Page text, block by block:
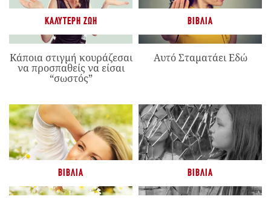
ΚΑΛΎΤΕΡΗ ΖΩΉ
Κάποια στιγμή κουράζεσαι
να προσπαθείς να είσαι
“σωστός”
ΒΙΒΛΊΑ
Αυτό Σταματάει Εδώ
ΒΙΒΛΊΑ ΒΙΒΛΊΑ